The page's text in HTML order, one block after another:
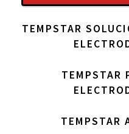
TEMPSTAR
TEMPSTAR
TEMPSTAR